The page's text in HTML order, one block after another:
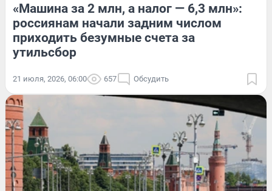
«Машина за 2 млн, а налог — 6,3 млн»:
россиянам начали задним числом
приходить безумные счета за
утильсбор
21 июля, 2026, 06:00 657 Обсудить